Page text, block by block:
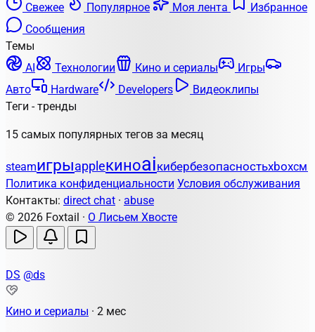
Свежее Популярное Моя лента
Избранное
Сообщения
Темы
AI
Технологии Кино и сериалы
Игры
Авто
Hardware Developers
Видеоклипы
Теги - тренды
15 самых популярных тегов за месяц
steamигрыappleкиноaiкибербезопасностьxbox
Политика конфиденциальности Условия обслуживания
Контакты: direct chat · abuse
© 2026 Foxtail · О Лисьем Хвосте
DS @ds
Кино и сериалы · 2 мес